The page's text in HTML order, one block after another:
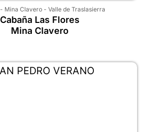
- Mina Clavero - Valle de Traslasierra
Cabaña Las Flores
Mina Clavero